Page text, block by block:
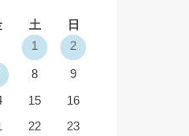
土
日
1
2
8 9
15
16
22
23